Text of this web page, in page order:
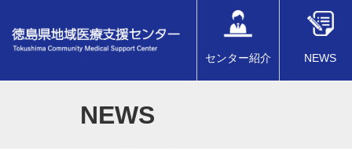
センター紹介 NEWS
NEWS